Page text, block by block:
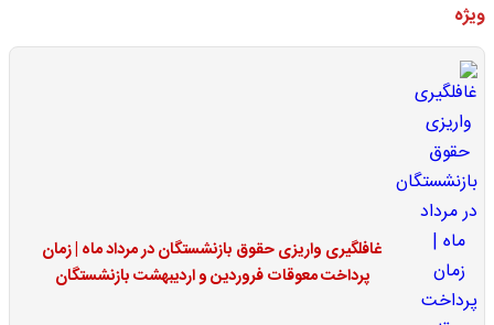
ویژه
غافلگیری واریزی حقوق بازنشستگان در مرداد ماه | زمان
پرداخت معوقات فروردین و اردیبهشت بازنشستگان